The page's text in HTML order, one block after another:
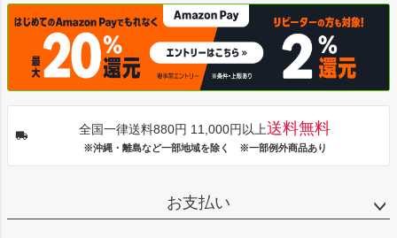
全国一律送料880円 11,000円以上送料無料
※沖縄・離島など一部地域を除く ※一部例外商品あり
お支払い